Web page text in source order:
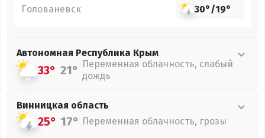
Голованевск 30°/19°
Автономная Республика Крым
33° 21° Переменная облачность, слабый
дождь
Винницкая область
25° 17° Переменная облачность, грозы